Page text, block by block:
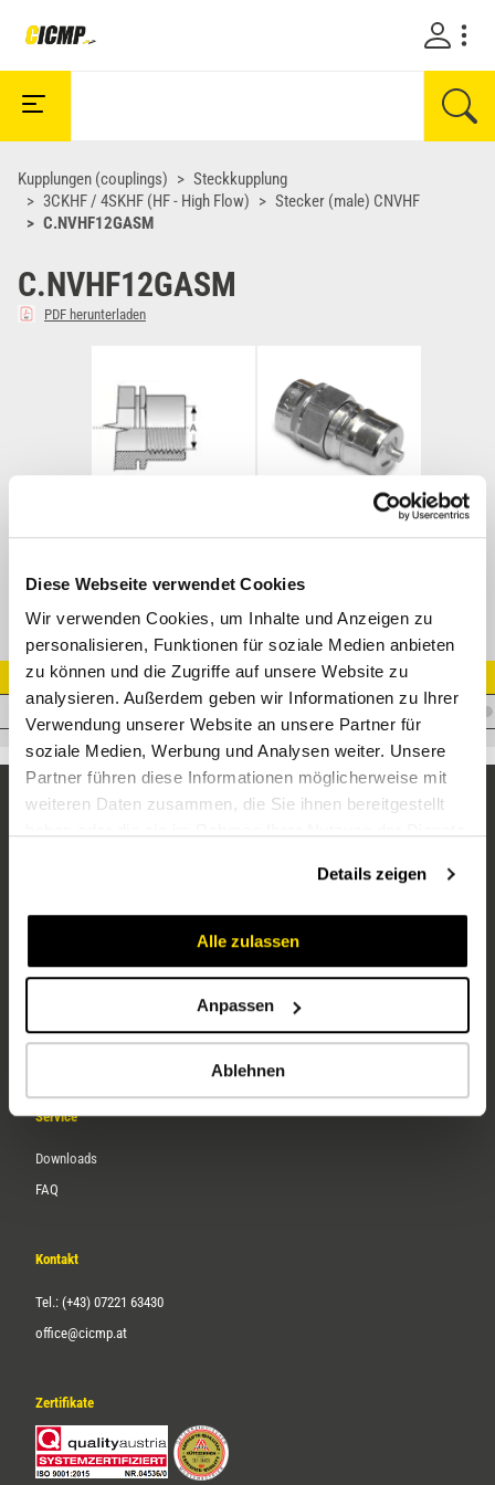
Diese Webseite verwendet Cookies
Wir verwenden Cookies, um Inhalte und Anzeigen zu
personalisieren, Funktionen für soziale Medien anbieten
zu können und die Zugriffe auf unsere Website zu
analysieren. Außerdem geben wir Informationen zu Ihrer
Verwendung unserer Website an unsere Partner für
soziale Medien, Werbung und Analysen weiter. Unsere
Partner führen diese Informationen möglicherweise mit
weiteren Daten zusammen, die Sie ihnen bereitgestellt
Details zeigen
Alle zulassen
Anpassen
Ablehnen
Kupplungen (couplings)
Steckkupplung
3CKHF / 4SKHF (HF - High Flow)
Stecker (male) CNVHF
C.NVHF12GASM
C.NVHF12GASM
PDF herunterladen
Stecker IG 1/2" high flow
Artikel Nr.
C.NVHF12GASM
Unternehmen
Karriere
Service
Downloads
FAQ
Kontakt
Tel.: (+43) 07221 63430
office@cicmp.at
Zertifikate